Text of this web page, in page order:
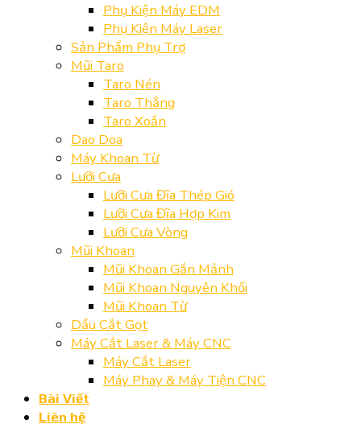
Phụ Kiện Máy EDM
Phụ Kiện Máy Laser
Sản Phẩm Phụ Trợ
Mũi Taro
Taro Nén
Taro Thẳng
Taro Xoắn
Dao Doa
Máy Khoan Từ
Lưỡi Cưa
Lưỡi Cưa Đĩa Thép Gió
Lưỡi Cưa Đĩa Hợp Kim
Lưỡi Cưa Vòng
Mũi Khoan
Mũi Khoan Gắn Mảnh
Mũi Khoan Nguyên Khối
Mũi Khoan Từ
Dầu Cắt Gọt
Máy Cắt Laser & Máy CNC
Máy Cắt Laser
Máy Phay & Máy Tiện CNC
Bài Viết
Liên hệ